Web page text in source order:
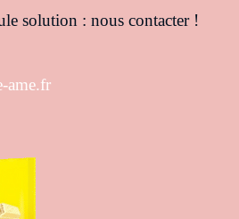
solution : nous contacter !
ame.fr